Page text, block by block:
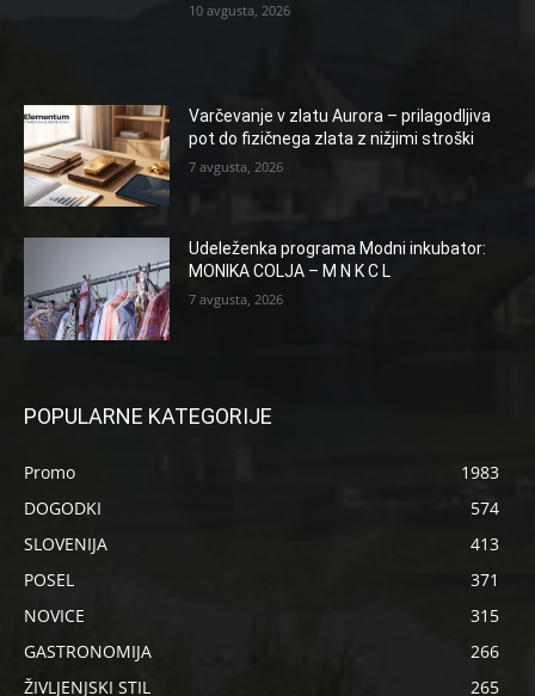
10 avgusta, 2026
Varčevanje v zlatu Aurora – prilagodljiva
pot do fizičnega zlata z nižjimi stroški
7 avgusta, 2026
Udeleženka programa Modni inkubator:
MONIKA COLJA – M N K C L
7 avgusta, 2026
POPULARNE KATEGORIJE
Promo
1983
DOGODKI
574
SLOVENIJA
413
POSEL
371
NOVICE
315
GASTRONOMIJA
266
ŽIVLJENJSKI STIL
265